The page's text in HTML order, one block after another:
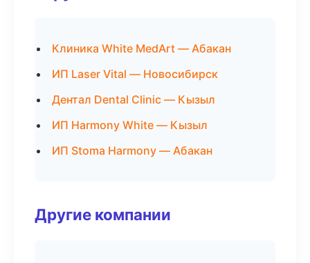
Клиника White MedArt — Абакан
ИП Laser Vital — Новосибирск
Дентал Dental Clinic — Кызыл
ИП Harmony White — Кызыл
ИП Stoma Harmony — Абакан
Другие компании